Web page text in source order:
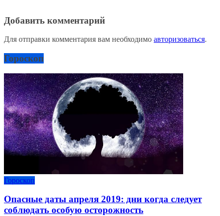
Добавить комментарий
Для отправки комментария вам необходимо авторизоваться.
Гороскоп
Гороскоп
Опасные даты апреля 2019: дни когда следует
соблюдать особую осторожность